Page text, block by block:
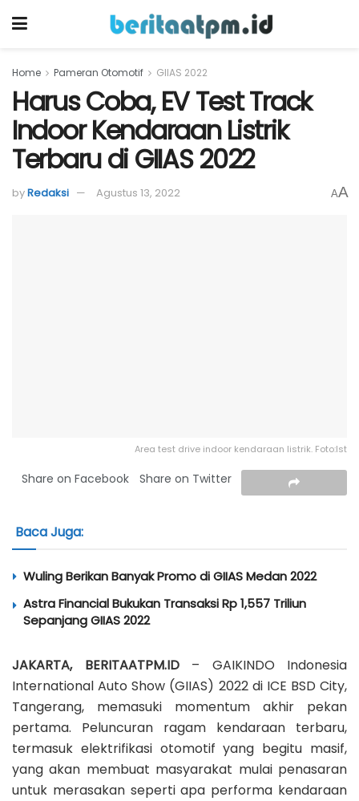
Home Pameran Otomotif GIIAS 2022
Harus Coba, EV Test Track
Indoor Kendaraan Listrik
Terbaru di GIIAS 2022
byRedaksi Agustus 13, 2022 AA
Area test drive indoor kendaraan listrik. Foto:Ist
Share on Facebook Share on Twitter
Baca Juga:
Wuling Berikan Banyak Promo di GIIAS Medan 2022
Astra Financial Bukukan Transaksi Rp 1,557 Triliun
Sepanjang GIIAS 2022
JAKARTA, BERITAATPM.ID– GAIKINDO Indonesia
International Auto Show (GIIAS) 2022 di ICE BSD City,
Tangerang, memasuki momentum akhir pekan
pertama. Peluncuran ragam kendaraan terbaru,
termasuk elektrifikasi otomotif yang begitu masif,
yang akan membuat masyarakat mulai penasaran
untuk merasakan seperti apa performa kendaraan